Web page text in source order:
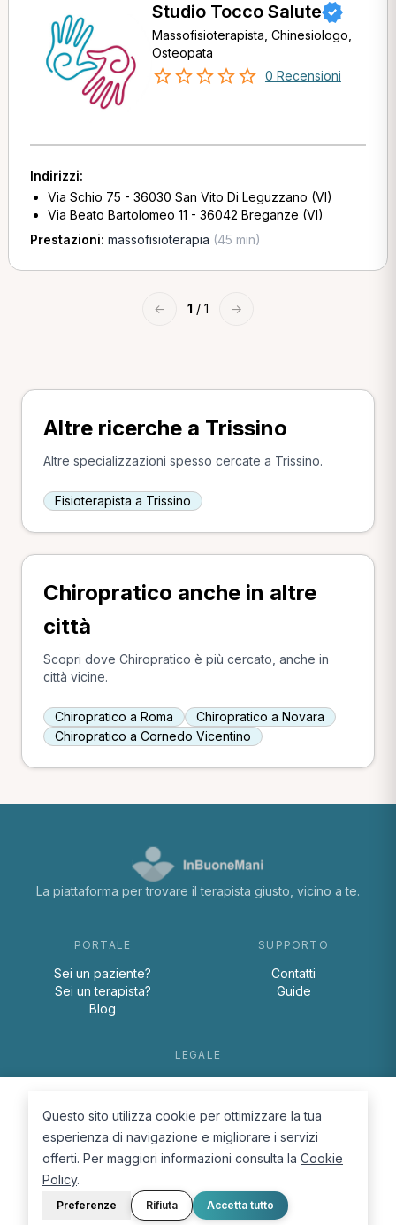
Studio Tocco Salute
Massofisioterapista, Chinesiologo,
Osteopata
0 Recensioni
Indirizzi:
Via Schio 75 - 36030 San Vito Di Leguzzano (VI)
Via Beato Bartolomeo 11 - 36042 Breganze (VI)
Prestazioni: massofisioterapia (45 min)
← 1 / 1 →
Altre ricerche a Trissino
Altre specializzazioni spesso cercate a Trissino.
Fisioterapista a Trissino
Chiropratico anche in altre
città
Scopri dove Chiropratico è più cercato, anche in
città vicine.
Chiropratico a Roma
Chiropratico a Novara
Chiropratico a Cornedo Vicentino
La piattaforma per trovare il terapista giusto, vicino a te.
PORTALE
Sei un paziente?
Sei un terapista?
Blog
SUPPORTO
Contatti
Guide
LEGALE
Cookie Policy
Questo sito utilizza cookie per ottimizzare la tua
esperienza di navigazione e migliorare i servizi
offerti. Per maggiori informazioni consulta la Cookie
Policy.
Preferenze Rifiuta Accetta tutto